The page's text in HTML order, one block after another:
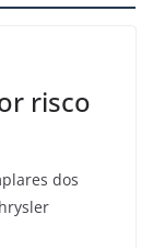
risco
dos